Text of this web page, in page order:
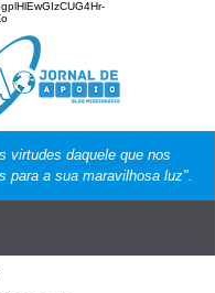
virtudes daquele que nos
para a sua maravilhosa luz".